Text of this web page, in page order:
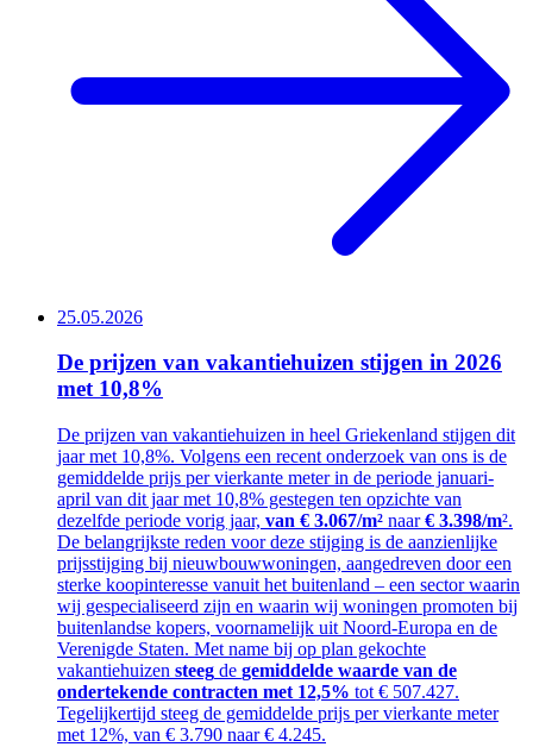
25.05.2026
De prijzen van vakantiehuizen stijgen in 2026
met 10,8%
De prijzen van vakantiehuizen in heel Griekenland stijgen dit
jaar met 10,8%. Volgens een recent onderzoek van ons is de
gemiddelde prijs per vierkante meter in de periode januari-
april van dit jaar met 10,8% gestegen ten opzichte van
dezelfde periode vorig jaar, van € 3.067/m² naar€ 3.398/m².
De belangrijkste reden voor deze stijging is de aanzienlijke
prijsstijging bij nieuwbouwwoningen, aangedreven door een
sterke koopinteresse vanuit het buitenland – een sector waarin
wij gespecialiseerd zijn en waarin wij woningen promoten bij
buitenlandse kopers, voornamelijk uit Noord-Europa en de
Verenigde Staten. Met name bij op plan gekochte
vakantiehuizen steeg de gemiddelde waarde van de
ondertekende contracten met 12,5% tot € 507.427.
Tegelijkertijd steeg de gemiddelde prijs per vierkante meter
met 12%, van € 3.790 naar € 4.245.